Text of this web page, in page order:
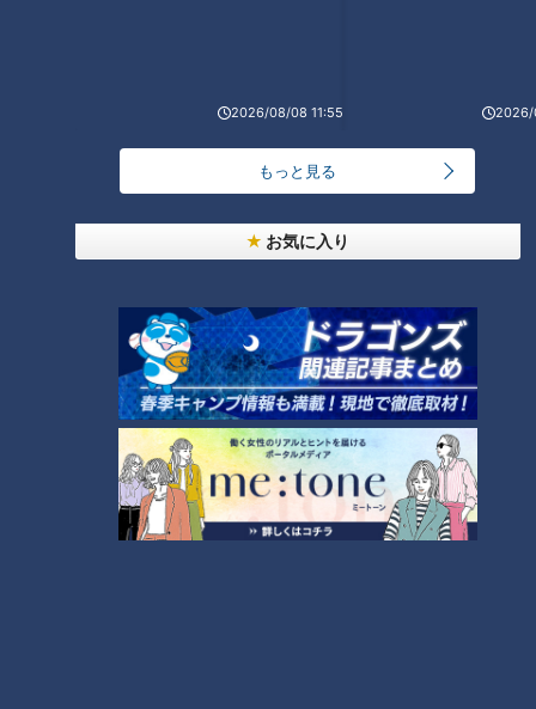
2026/08/08 11:55 2026/
もっと見る
お気に入り
「1月1回ぐらいのペースで来ます。いつも皿台湾のチャーシュ
もう一つの名物！ドデカサイズのチャーシューが
食欲をそそる